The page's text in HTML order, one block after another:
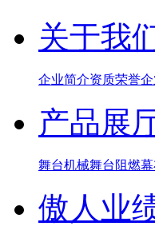
关于我
企业简介资质荣誉
产品展
舞台机械舞台阻燃
傲人业